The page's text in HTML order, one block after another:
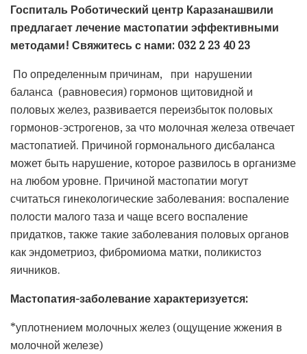
Госпиталь Роботический центр Каразанашвили
предлагает лечение мастопатии эффективными
методами! Свяжитесь с нами: 032 2 23 40 23
По определенным причинам, при нарушении
баланса (равновесия) гормонов щитовидной и
половых желез, развивается переизбыток половых
гормонов-эстрогенов, за что молочная железа отвечает
мастопатией. Причиной гормонального дисбаланса
может быть нарушение, которое развилось в организме
на любом уровне. Причиной мастопатии могут
считаться гинекологические заболевания: воспаление
полости малого таза и чаще всего воспаление
придатков, также такие заболевания половых органов
как эндометриоз, фибромиома матки, поликистоз
яичников.
Мастопатия-заболевание характеризуется:
*уплотнением молочных желез (ощущение жжения в
молочной железе)